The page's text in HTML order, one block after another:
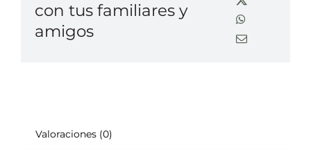
con tus familiares y
amigos
Valoraciones (0)